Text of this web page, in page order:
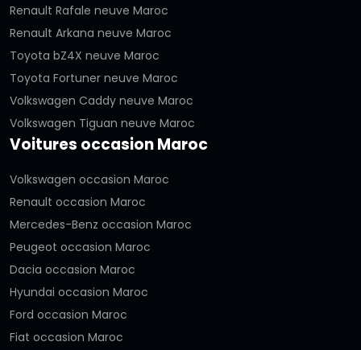
Renault Rafale neuve Maroc
Renault Arkana neuve Maroc
Toyota bZ4X neuve Maroc
Toyota Fortuner neuve Maroc
Volkswagen Caddy neuve Maroc
Volkswagen Tiguan neuve Maroc
Voitures occasion Maroc
Volkswagen occasion Maroc
Renault occasion Maroc
Mercedes-Benz occasion Maroc
Peugeot occasion Maroc
Dacia occasion Maroc
Hyundai occasion Maroc
Ford occasion Maroc
Fiat occasion Maroc